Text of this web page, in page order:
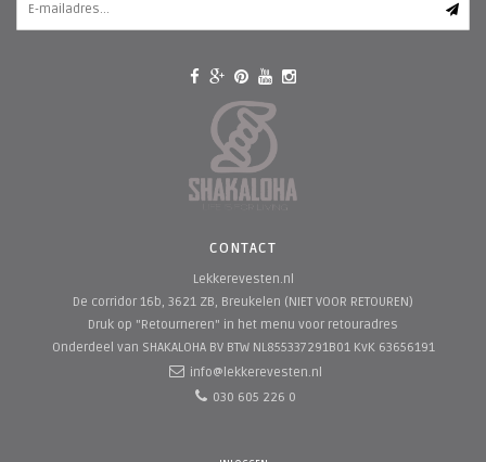
CONTACT
Lekkerevesten.nl
De corridor 16b, 3621 ZB, Breukelen (NIET VOOR RETOUREN)
Druk op "Retourneren" in het menu voor retouradres
Onderdeel van SHAKALOHA BV BTW NL855337291B01 KvK 63656191
info@lekkerevesten.nl
030 605 226 0